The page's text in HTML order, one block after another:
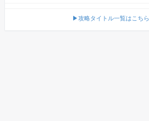
▶攻略タイトル一覧はこちら